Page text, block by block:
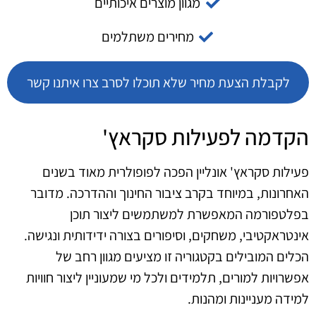
מחירים משתלמים
לקבלת הצעת מחיר שלא תוכלו לסרב צרו איתנו קשר
הקדמה לפעילות סקראץ'
פעילות סקראץ' אונליין הפכה לפופולרית מאוד בשנים
האחרונות, במיוחד בקרב ציבור החינוך וההדרכה. מדובר
בפלטפורמה המאפשרת למשתמשים ליצור תוכן
אינטראקטיבי, משחקים, וסיפורים בצורה ידידותית ונגישה.
הכלים המובילים בקטגוריה זו מציעים מגוון רחב של
אפשרויות למורים, תלמידים ולכל מי שמעוניין ליצור חוויות
למידה מעניינות ומהנות.